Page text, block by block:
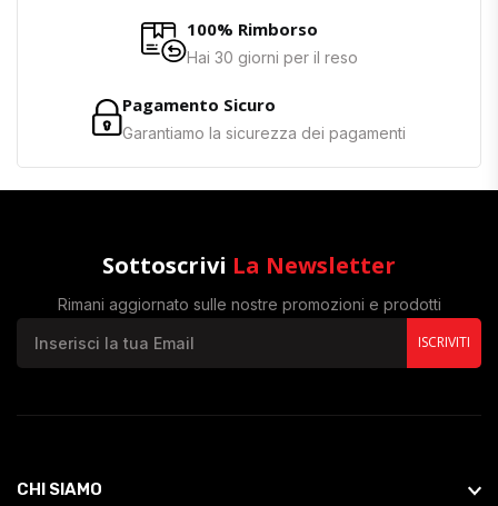
100% Rimborso
Hai 30 giorni per il reso
Pagamento Sicuro
Garantiamo la sicurezza dei pagamenti
Sottoscrivi La Newsletter
Rimani aggiornato sulle nostre promozioni e prodotti
ISCRIVITI
CHI SIAMO